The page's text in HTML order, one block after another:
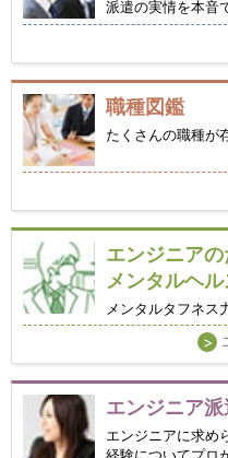
派遣の実情を本音
職種図鑑
たくさんの職種が
エンジニア
メンタルヘル
メンタルタフネス
>
エンジニア
エンジニアに求め
経験についてプロ